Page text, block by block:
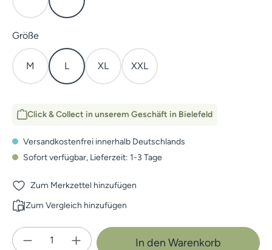
Cover Elevated II
Größeauswählen
M L XL XXL
Click & Collect in unserem Geschäft in Bielefeld
Versandkostenfrei innerhalb Deutschlands
Sofort verfügbar, Lieferzeit: 1-3 Tage
Zum Merkzettel hinzufügen
Zum Vergleich hinzufügen
Produkt Anzahl: Gib den gewünschten
In den Warenkorb